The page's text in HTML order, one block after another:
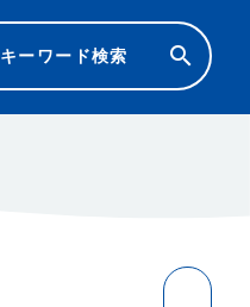
キーワード検索